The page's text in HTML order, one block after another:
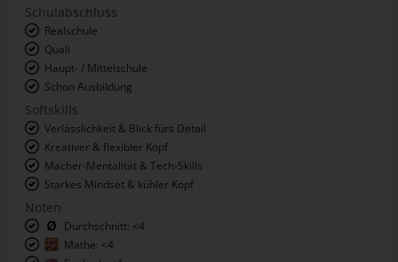
Quali
Haupt- / Mittelschule
Schon Ausbildung
Softskills
Verlässlichkeit & Blick fürs Detail
Kreativer & flexibler Kopf
Macher-Mentalität & Tech-Skills
Starkes Mindset & kühler Kopf
Noten
Englisch: <4
Deutsch: <4